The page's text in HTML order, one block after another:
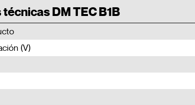
DM TEC B1B
(V)